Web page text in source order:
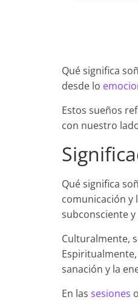
Qué significa
desde lo
Estos sueños
con nuestro
Qué significa
comunicación y
subconsciente
Culturalmente,
sanación y la
En las sesiones